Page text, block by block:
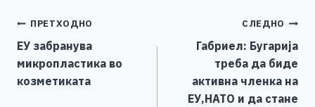
b
o
o
n
g
er
Li
n
k
Навигација
на
напис
ПРЕТХОДНО
ЕУ забранува
микропластика во
козметиката
СЛЕДНО
Габриел: Бугарија
треба да биде
активна членка на
ЕУ,НАТО и да стане